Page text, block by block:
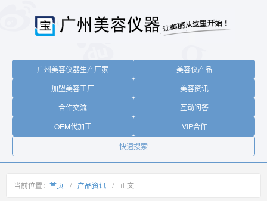
广州美容仪器生产厂家
美容仪产品
加盟美容工厂
美容资讯
合作交流
互动问答
OEM代加工
VIP合作
快速搜索
当前位置： 首页 / 产品资讯 / 正文